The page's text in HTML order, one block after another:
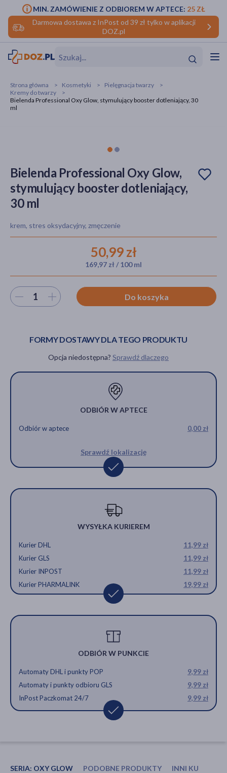
Darmowa dostawa z InPost od 39 zł tylko w aplikacji
DOZ.pl
MIN. ZAMÓWIENIE Z ODBIOREM W APTECE: 25 ZŁ
Strona główna Kosmetyki
Pielęgnacja twarzy
Kremy do twarzy
Bielenda Professional Oxy Glow, stymulujący booster dotleniający, 30
ml
Bielenda Professional Oxy Glow,
stymulujący booster dotleniający,
30 ml
krem, stres oksydacyjny, zmęczenie
50,99 zł
169,97 zł / 100 ml
Wybierz ilość Do koszyka
FORMY DOSTAWY DLA TEGO PRODUKTU
Opcja niedostępna? Sprawdź dlaczego
ODBIÓR W APTECE
Odbiór w aptece 0,00 zł
Sprawdź lokalizację
WYSYŁKA KURIEREM
Kurier DHL
11,99 zł
Kurier GLS
11,99 zł
Kurier INPOST
11,99 zł
Kurier PHARMALINK
19,99 zł
ODBIÓR W PUNKCIE
Automaty DHL i punkty POP
9,99 zł
Automaty i punkty odbioru GLS
9,99 zł
InPost Paczkomat 24/7
9,99 zł
SERIA: OXY GLOW PODOBNE PRODUKTY INNI